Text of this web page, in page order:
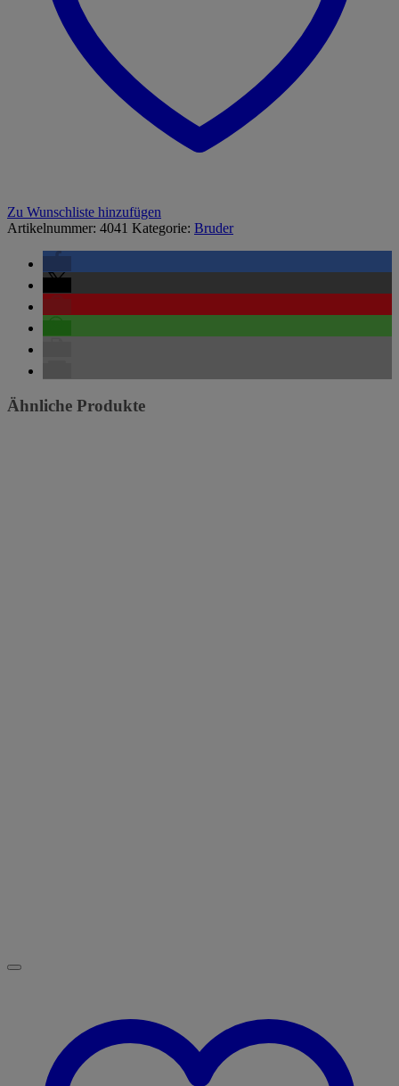
Zu Wunschliste hinzufügen
Artikelnummer: 4041 Kategorie: Bruder
Ähnliche Produkte